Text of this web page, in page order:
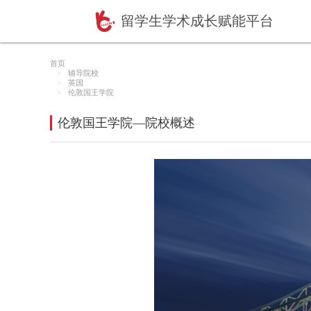
留学生学术成长
首页
辅导院校
伦敦国王学院
伦敦国王学院—院校概述